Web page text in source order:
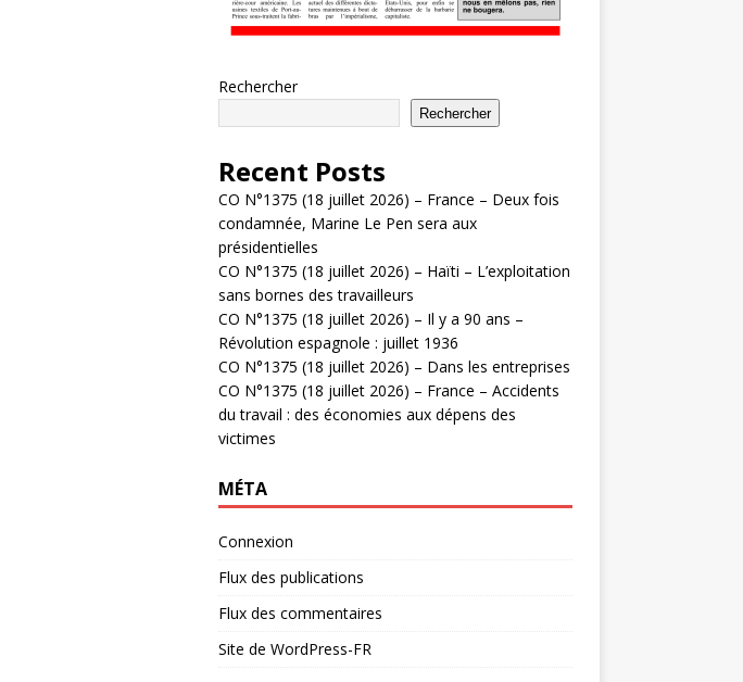
Rechercher
Rechercher
Recent Posts
CO N°1375 (18 juillet 2026) – France – Deux fois
condamnée, Marine Le Pen sera aux
présidentielles
CO N°1375 (18 juillet 2026) – Haïti – L’exploitation
sans bornes des travailleurs
CO N°1375 (18 juillet 2026) – Il y a 90 ans –
Révolution espagnole : juillet 1936
CO N°1375 (18 juillet 2026) – Dans les entreprises
CO N°1375 (18 juillet 2026) – France – Accidents
du travail : des économies aux dépens des
victimes
MÉTA
Connexion
Flux des publications
Flux des commentaires
Site de WordPress-FR